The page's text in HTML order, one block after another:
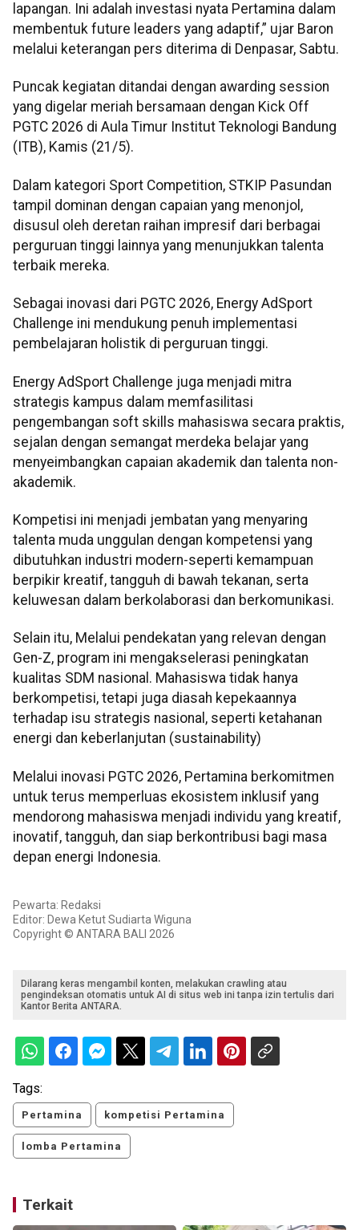
lapangan. Ini adalah investasi nyata Pertamina dalam
membentuk future leaders yang adaptif,” ujar Baron
melalui keterangan pers diterima di Denpasar, Sabtu.
Puncak kegiatan ditandai dengan awarding session
yang digelar meriah bersamaan dengan Kick Off
PGTC 2026 di Aula Timur Institut Teknologi Bandung
(ITB), Kamis (21/5).
Dalam kategori Sport Competition, STKIP Pasundan
tampil dominan dengan capaian yang menonjol,
disusul oleh deretan raihan impresif dari berbagai
perguruan tinggi lainnya yang menunjukkan talenta
terbaik mereka.
Sebagai inovasi dari PGTC 2026, Energy AdSport
Challenge ini mendukung penuh implementasi
pembelajaran holistik di perguruan tinggi.
Energy AdSport Challenge juga menjadi mitra
strategis kampus dalam memfasilitasi
pengembangan soft skills mahasiswa secara praktis,
sejalan dengan semangat merdeka belajar yang
menyeimbangkan capaian akademik dan talenta non-
akademik.
Kompetisi ini menjadi jembatan yang menyaring
talenta muda unggulan dengan kompetensi yang
dibutuhkan industri modern-seperti kemampuan
berpikir kreatif, tangguh di bawah tekanan, serta
keluwesan dalam berkolaborasi dan berkomunikasi.
Selain itu, Melalui pendekatan yang relevan dengan
Gen-Z, program ini mengakselerasi peningkatan
kualitas SDM nasional. Mahasiswa tidak hanya
berkompetisi, tetapi juga diasah kepekaannya
terhadap isu strategis nasional, seperti ketahanan
energi dan keberlanjutan (sustainability)
Melalui inovasi PGTC 2026, Pertamina berkomitmen
untuk terus memperluas ekosistem inklusif yang
mendorong mahasiswa menjadi individu yang kreatif,
inovatif, tangguh, dan siap berkontribusi bagi masa
depan energi Indonesia.
Pewarta: Redaksi
Editor: Dewa Ketut Sudiarta Wiguna
Copyright © ANTARA BALI 2026
Dilarang keras mengambil konten, melakukan crawling atau
pengindeksan otomatis untuk AI di situs web ini tanpa izin tertulis dari
Kantor Berita ANTARA.
Tags:
Pertamina kompetisi Pertamina
lomba Pertamina
Terkait